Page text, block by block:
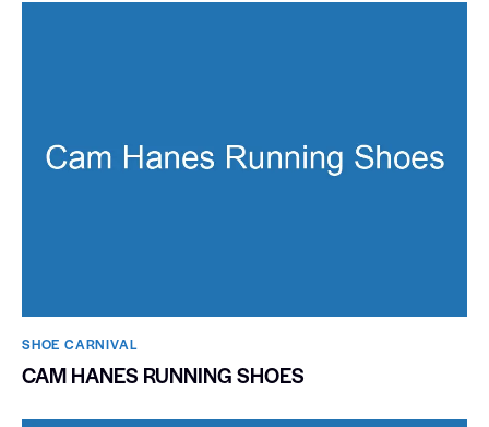
SHOE CARNIVAL​
CAM HANES RUNNING SHOES